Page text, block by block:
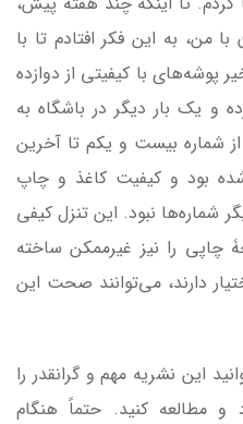
من، به این فکر افتادم تا با
با کیفیتی از دوازده
و یک بار دیگر در باشگاه به
شماره بیست و یکم تا آخرین
بود و کیفیت کاغذ و چاپ
شماره‌ها نبود. این تنزل کیفی
چاپی را نیز غیرممکن ساخته
دارند، می‌توانند صحت این
این نشریه مهم و گرانقدر را
و مطالعه کنید. حتماً هنگام